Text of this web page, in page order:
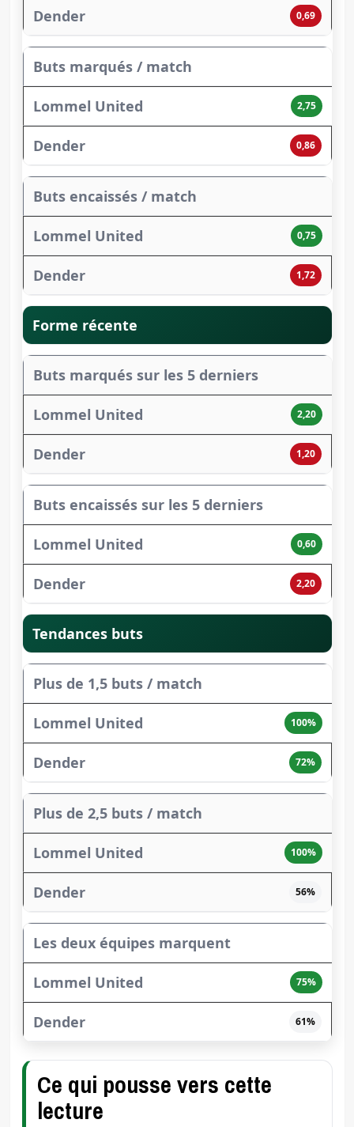
0,69
Buts marqués / match
2,75
0,86
Buts encaissés / match
0,75
1,72
Forme récente
Buts marqués sur les 5 derniers
2,20
1,20
Buts encaissés sur les 5 derniers
0,60
2,20
Tendances buts
Plus de 1,5 buts / match
100%
72%
Plus de 2,5 buts / match
100%
56%
Les deux équipes marquent
75%
61%
Ce qui pousse vers cette
lecture